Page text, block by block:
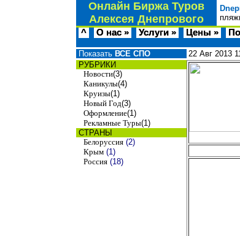
Онлайн Биржа Туров
Алексея Днепрового
^ О нас » Услуги » Цены »
Показать ВСЕ СПО
РУБРИКИ
Новости(3)
Каникулы(4)
Круизы(1)
Новый Год(3)
Оформление(1)
Рекламные Туры(1)
СТРАНЫ
Белоруссия (2)
Крым (1)
Россия (18)
22 Авг 2013